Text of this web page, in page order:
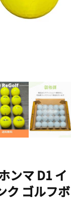
ンマ D1 イ
ク ゴルフボ